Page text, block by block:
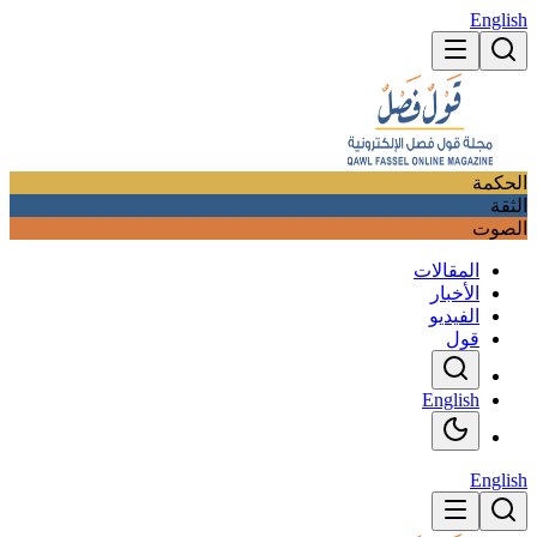
English
الحكمة
الثقة
الصوت
المقالات
الأخبار
الفيديو
قول
English
English